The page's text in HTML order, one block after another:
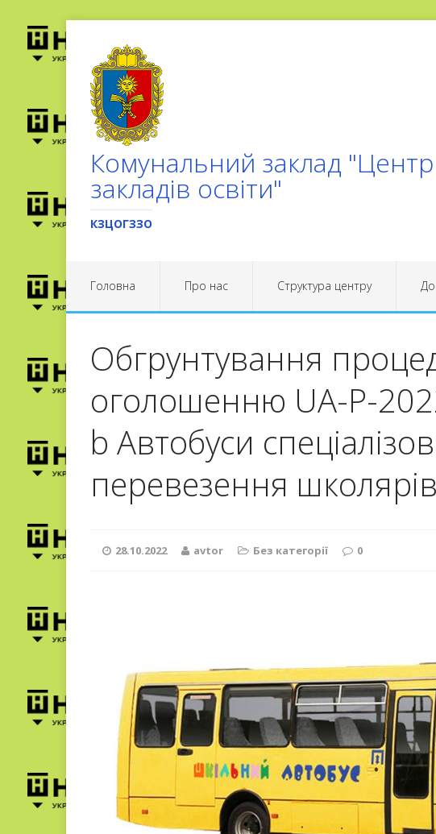
Комунальний заклад
закладів освіти"
КЗЦОГЗЗО
Головна Про нас Структура центру
Обгрунтування
оголошенню UA-P-
b Автобуси
перевезення
28.10.2022 avtor Без категорії 0